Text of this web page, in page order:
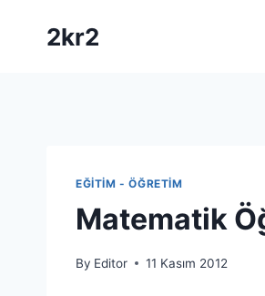
2kr2
EĞITIM - ÖĞRETIM
Matematik
By Editor 11 Kasım 2012